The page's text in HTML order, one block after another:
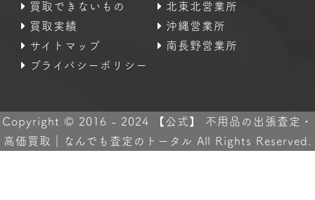
買取できないもの
買取実績
サイトマップ
プライバシーポリシー
北東北営業所
沖縄営業所
南長野営業所
Copyright © 2016 - 2024 【公式】 不用品の出張査定・
高価買取｜なんでも査定のトータル All Rights Reserved.